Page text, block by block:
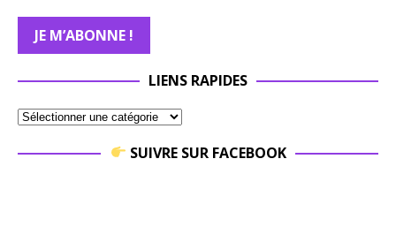
LIENS RAPIDES
SUIVRE SUR FACEBOOK